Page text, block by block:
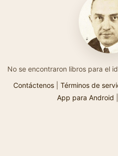
No se encontraron libros para el
Contáctenos
Términos de
App para Android